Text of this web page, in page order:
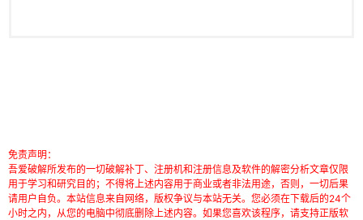
免责声明：
吾爱破解所发布的一切破解补丁、注册机和注册信息及软件的解密分析文章仅限
用于学习和研究目的；不得将上述内容用于商业或者非法用途，否则，一切后果
请用户自负。本站信息来自网络，版权争议与本站无关。您必须在下载后的24个
小时之内，从您的电脑中彻底删除上述内容。如果您喜欢该程序，请支持正版软